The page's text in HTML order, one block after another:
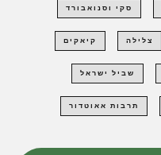
סקי וסנואבורד
צלילה קיאקים
שביל ישראל
תרבות אאוטדור